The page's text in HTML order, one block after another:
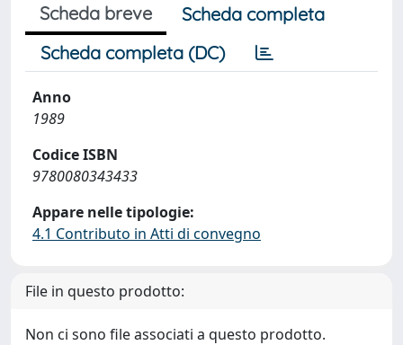
Scheda breve
Scheda completa
Scheda completa (DC)
Anno
1989
Codice ISBN
9780080343433
Appare nelle tipologie:
4.1 Contributo in Atti di convegno
File in questo prodotto:
Non ci sono file associati a questo prodotto.